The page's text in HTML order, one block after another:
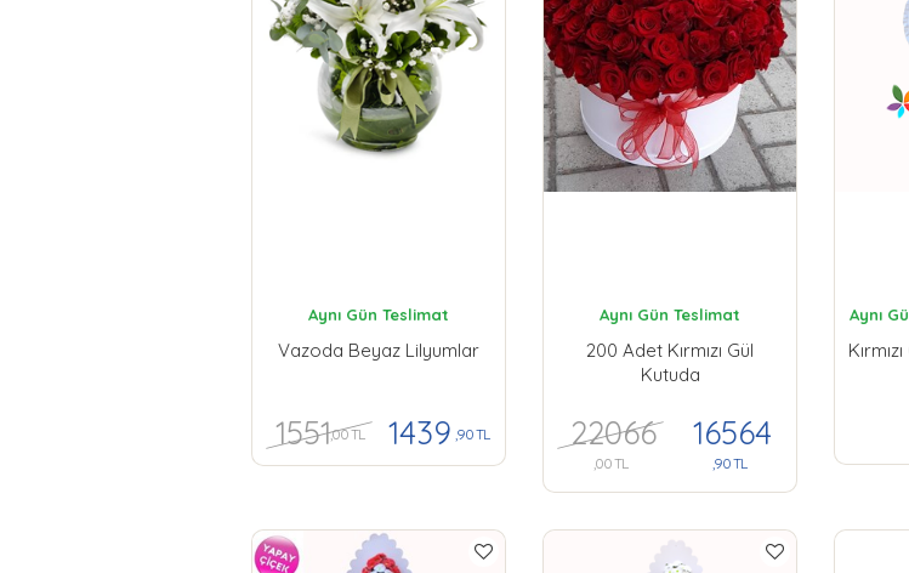
Aynı Gün Teslimat
Vazoda Beyaz Lilyumlar
1551,00 TL 1439 ,90 TL
Aynı Gün Teslimat
200 Adet Kırmızı Gül
Kutuda
22066
,00 TL
16564
,90 TL
Aynı